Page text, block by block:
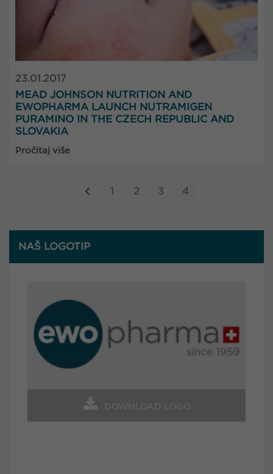
NAŠ LOGOTIP
DOWNLOAD LOGO
23.01.2017
MEAD JOHNSON NUTRITION AND
EWOPHARMA LAUNCH NUTRAMIGEN
PURAMINO IN THE CZECH REPUBLIC AND
SLOVAKIA
Pročitaj više
1 2 3 4